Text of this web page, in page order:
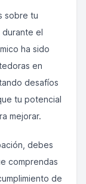
sobre tu
durante el
ha sido
en
desafíos
tu potencial
mejorar.
debes
comprendas
de